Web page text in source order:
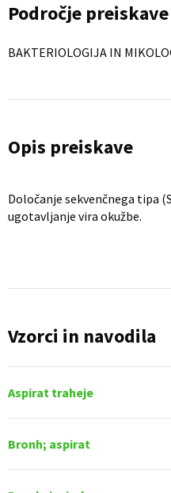
Področje preiskave
BAKTERIOLOGIJA IN
Opis preiskave
Določanje sekvenčnega tipa
ugotavljanje vira okužbe.
Vzorci in navodila
Aspirat traheje
Bronh; aspirat